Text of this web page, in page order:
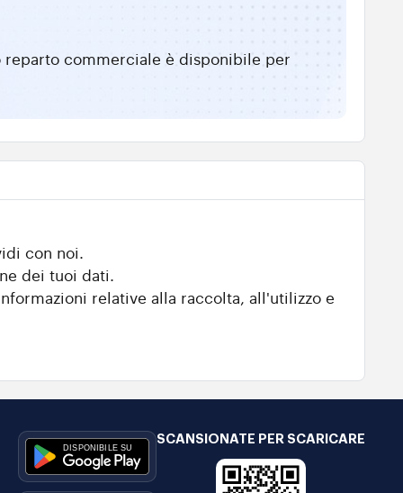
commerciale è disponibile per
con noi.
dei tuoi dati.
relative alla raccolta, all'utilizzo e
SCANSIONATE PER SCARICARE